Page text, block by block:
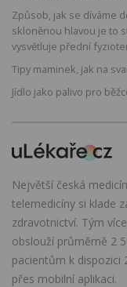
Způsob, jak se díváme
skloněnou hlavou je to
vysvětluje přední
Tipy maminek, jak na
Jídlo jako palivo pro
Největší česká
telemedicíny si klade
zdravotnictví. Tým
obslouží průměrně 2
pacientům k dispozici
přes mobilní aplikaci.